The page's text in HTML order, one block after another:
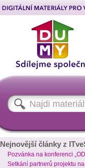
Nejnovější články z
Pozvánka na konferenci
Setkání partnerů projektu